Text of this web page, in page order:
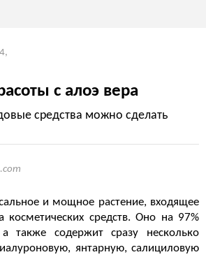
,
с алоэ вера
средства можно сделать
и мощное растение, входящее
косметических средств. Оно на 97%
также содержит сразу несколько
янтарную, салициловую